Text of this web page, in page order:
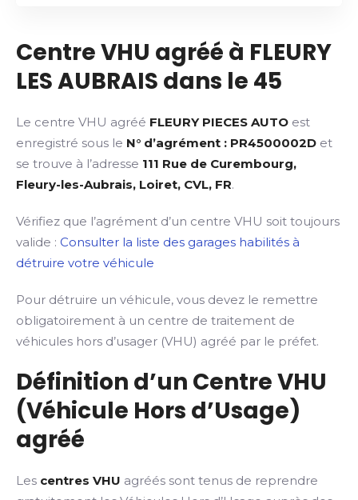
Centre VHU agréé à FLEURY
LES AUBRAIS dans le 45
Le centre VHU agréé FLEURY PIECES AUTO est
enregistré sous le N° d’agrément : PR4500002D et
se trouve à l’adresse 111 Rue de Curembourg,
Fleury-les-Aubrais, Loiret, CVL, FR.
Vérifiez que l’agrément d’un centre VHU soit toujours
valide : Consulter la liste des garages habilités à
détruire votre véhicule
Pour détruire un véhicule, vous devez le remettre
obligatoirement à un centre de traitement de
véhicules hors d’usager (VHU) agréé par le préfet.
Définition d’un Centre VHU
(Véhicule Hors d’Usage)
agréé
Les centres VHU agréés sont tenus de reprendre